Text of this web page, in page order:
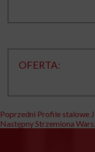
OFERTA:
Nawigacja
wpisu
Poprzedni Poprzedni
wpis:
Profile stalowe
Następny Następny
Strzemiona